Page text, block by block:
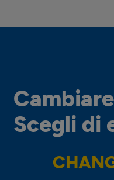
Scegli di